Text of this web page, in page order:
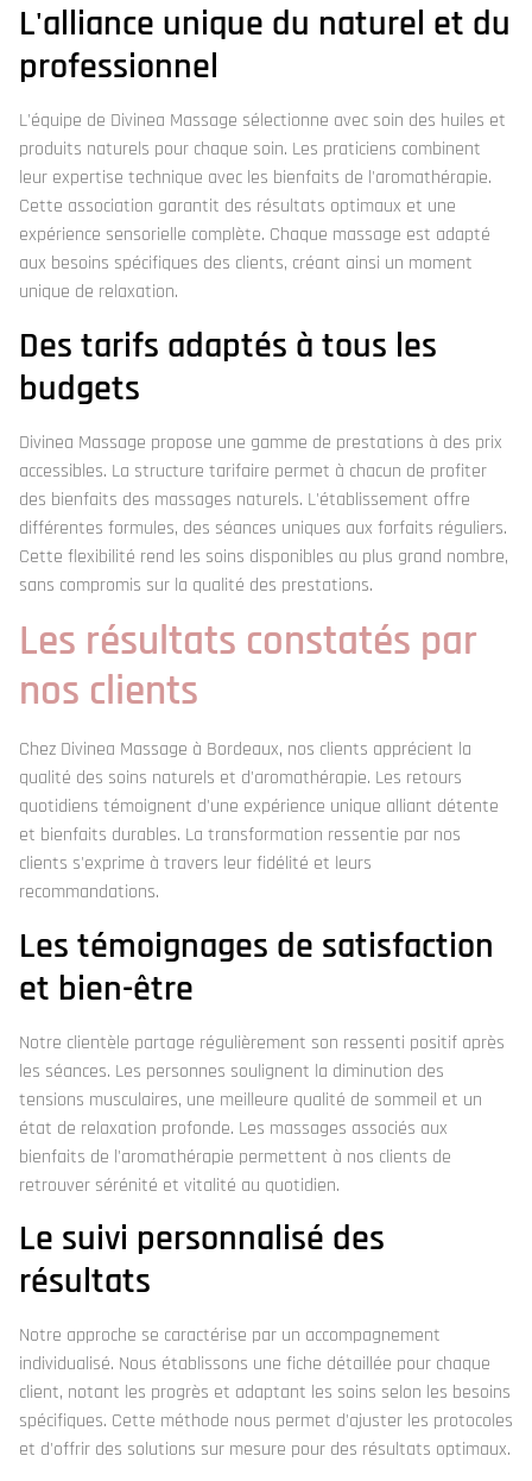
L'alliance unique du naturel et du
professionnel
L'équipe de Divinea Massage sélectionne avec soin des huiles et
produits naturels pour chaque soin. Les praticiens combinent
leur expertise technique avec les bienfaits de l'aromathérapie.
Cette association garantit des résultats optimaux et une
expérience sensorielle complète. Chaque massage est adapté
aux besoins spécifiques des clients, créant ainsi un moment
unique de relaxation.
Des tarifs adaptés à tous les
budgets
Divinea Massage propose une gamme de prestations à des prix
accessibles. La structure tarifaire permet à chacun de profiter
des bienfaits des massages naturels. L'établissement offre
différentes formules, des séances uniques aux forfaits réguliers.
Cette flexibilité rend les soins disponibles au plus grand nombre,
sans compromis sur la qualité des prestations.
Les résultats constatés par
nos clients
Chez Divinea Massage à Bordeaux, nos clients apprécient la
qualité des soins naturels et d'aromathérapie. Les retours
quotidiens témoignent d'une expérience unique alliant détente
et bienfaits durables. La transformation ressentie par nos
clients s'exprime à travers leur fidélité et leurs
recommandations.
Les témoignages de satisfaction
et bien-être
Notre clientèle partage régulièrement son ressenti positif après
les séances. Les personnes soulignent la diminution des
tensions musculaires, une meilleure qualité de sommeil et un
état de relaxation profonde. Les massages associés aux
bienfaits de l'aromathérapie permettent à nos clients de
retrouver sérénité et vitalité au quotidien.
Le suivi personnalisé des
résultats
Notre approche se caractérise par un accompagnement
individualisé. Nous établissons une fiche détaillée pour chaque
client, notant les progrès et adaptant les soins selon les besoins
spécifiques. Cette méthode nous permet d'ajuster les protocoles
et d'offrir des solutions sur mesure pour des résultats optimaux.